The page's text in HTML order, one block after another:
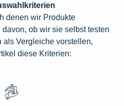
denen wir Produkte
ob wir sie selbst testen
als Vergleiche vorstellen,
diese Kriterien: